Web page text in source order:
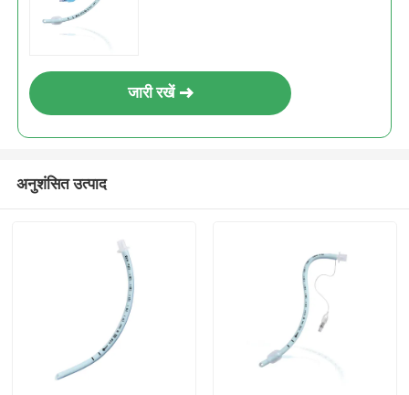
जारी रखें
अनुशंसित उत्पाद